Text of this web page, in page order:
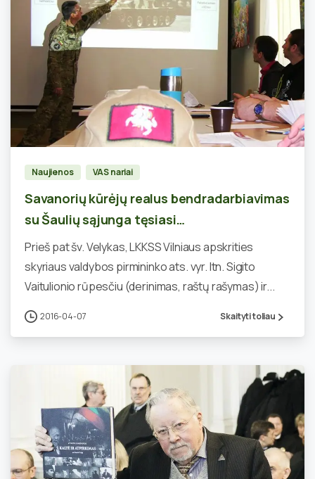
3
Naujienos VAS nariai
Savanorių kūrėjų realus bendradarbiavimas
su Šaulių sąjunga tęsiasi…
Prieš pat šv. Velykas, LKKSS Vilniaus apskrities
skyriaus valdybos pirmininko ats. vyr. ltn. Sigito
Vaitulionio rūpesčiu (derinimas, raštų rašymas) ir...
2016-04-07 Skaityti toliau